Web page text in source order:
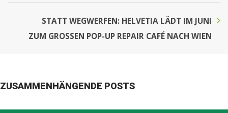
STATT WEGWERFEN: HELVETIA LÄDT IM JUNI
ZUM GROSSEN POP-UP REPAIR CAFÉ NACH WIEN
ZUSAMMENHÄNGENDE POSTS